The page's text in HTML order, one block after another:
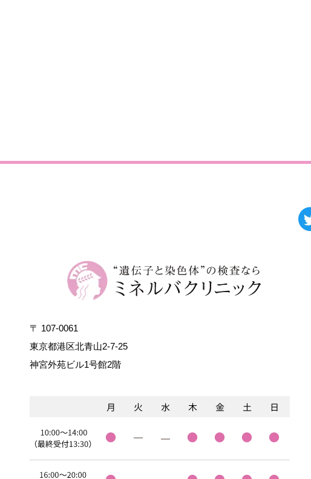
〒 107-0061
東京都港区北青山2-7-25
神宮外苑ビル1号館2階